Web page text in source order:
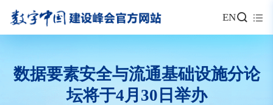
EN
数据要素安全与流通基础设施分论
坛将于4月30日举办